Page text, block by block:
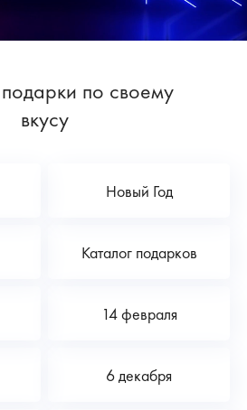
по своему
вкусу
Новый Год
Каталог подарков
14 февраля
6 декабря